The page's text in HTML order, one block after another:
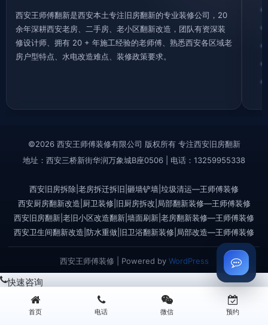
西安王师傅翻新是西安本土专注旧房翻新的专业装修公司，20
余年深耕西安老房、二手房、老小区翻新改造，团队有资深装
修设计师、拥有 20 + 年施工经验的老师傅、熟悉西安各区域老
房户型特点、水电改造难点、装修政策要求。
©2026 西安王师傅装修有限公司 版权所有 专注西安旧房翻新
地址：西安三桥新街华润万象城B座0506 | 电话：13259955338
西安旧房拆除|老房拆迁拆旧|砸墙铲墙|垃圾清运—王师傅装修
西安厨房翻新改造|厨卫装修|旧厨房拆改|局部翻新装修—王师傅装修
西安旧房翻新|老旧小区改造翻新|墙面刷新|老房翻新装修—王师傅装修
西安卫生间翻新改造|防水重做|旧卫浴翻新装修|局部改造—王师傅装修
西安王师傅装修 | Powered by WordPress
首页 电话 微信 预约
快速咨询